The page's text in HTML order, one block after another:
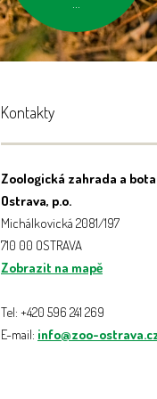
Kontakty
Zoologická zahrada a
Ostrava, p.o.
Michálkovická 2081/197
710 00 OSTRAVA
Zobrazit na mapě
Tel: +420 596 241 269
E-mail: info@zoo-